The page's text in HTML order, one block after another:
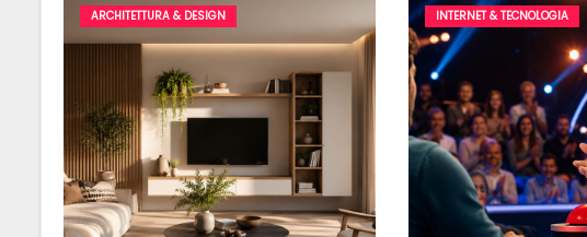
ARCHITETTURA & DESIGN INTERNET & TECNOLOGIA